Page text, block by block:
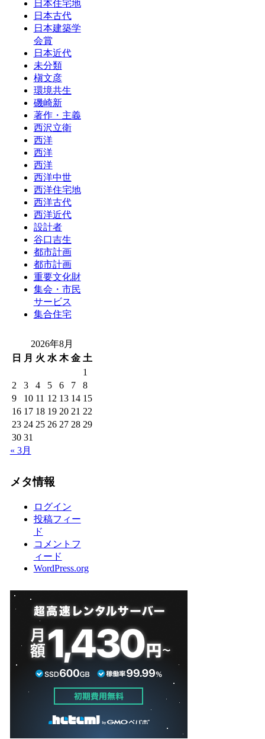
日本住宅地
日本古代
日本建築学
会賞
日本近代
未分類
槇文彦
環境共生
磯崎新
著作・主義
西沢立衛
西洋
西洋
西洋
西洋中世
西洋住宅地
西洋古代
西洋近代
設計者
谷口吉生
都市計画
都市計画
重要文化財
集会・市民
サービス
集合住宅
2026年8月
日
月 火 水 木 金 土
1
2
3 4 5 6 7
8
9
10 11 12 13 14 15
16 17 18 19 20 21 22
23 24 25 26 27 28 29
30 31
« 3月
メタ情報
ログイン
投稿フィー
ド
コメントフ
ィード
WordPress.org